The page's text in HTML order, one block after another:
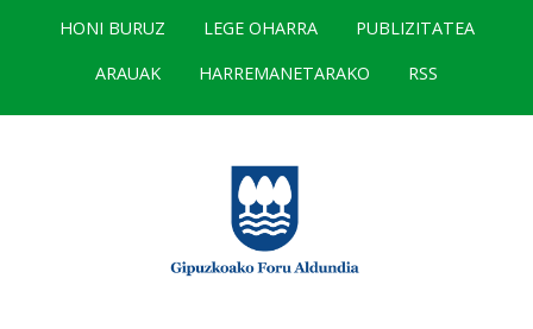
HONI BURUZ LEGE OHARRA
PUBLIZITATEA
ARAUAK
HARREMANETARAKO RSS